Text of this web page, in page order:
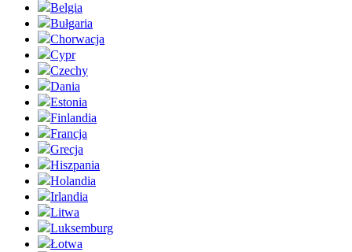
Belgia
Bułgaria
Chorwacja
Cypr
Czechy
Dania
Estonia
Finlandia
Francja
Grecja
Hiszpania
Holandia
Irlandia
Litwa
Luksemburg
Łotwa